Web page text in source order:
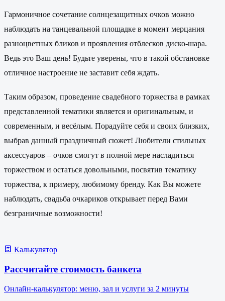
Гармоничное сочетание солнцезащитных очков можно
наблюдать на танцевальной площадке в момент мерцания
разноцветных бликов и проявления отблесков диско-шара.
Ведь это Ваш день! Будьте уверены, что в такой обстановке
отличное настроение не заставит себя ждать.
Таким образом, проведение свадебного торжества в рамках
представленной тематики является и оригинальным, и
современным, и весёлым. Порадуйте себя и своих близких,
выбрав данный праздничный сюжет! Любители стильных
аксессуаров – очков смогут в полной мере насладиться
торжеством и остаться довольными, посвятив тематику
торжества, к примеру, любимому бренду. Как Вы можете
наблюдать, свадьба очкариков открывает перед Вами
безграничные возможности!
Калькулятор
Рассчитайте стоимость банкета
Онлайн-калькулятор: меню, зал и услуги за 2 минуты